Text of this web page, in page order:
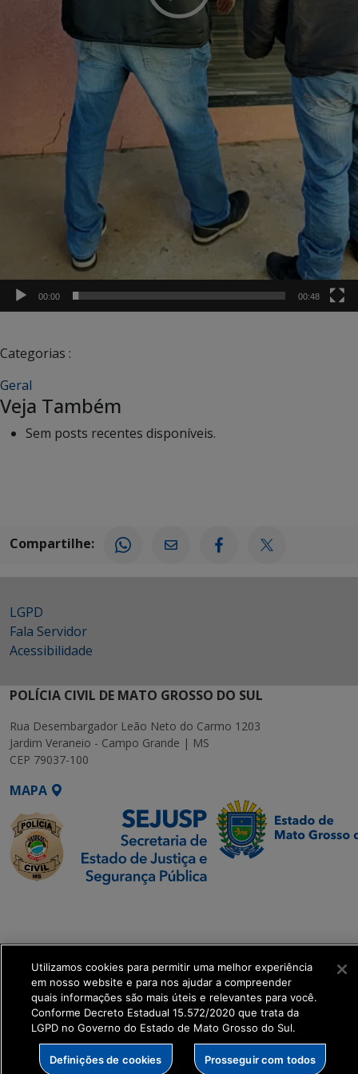
00:00 00:48
Categorias :
Geral
Veja Também
Sem posts recentes disponíveis.
Compartilhe:
LGPD
Fala Servidor
Acessibilidade
POLÍCIA CIVIL DE MATO GROSSO DO SUL
Rua Desembargador Leão Neto do Carmo 1203
Jardim Veraneio - Campo Grande | MS
CEP 79037-100
MAPA
Transformação Digital
get_footer();
Utilizamos cookies para permitir uma melhor experiência
em nosso website e para nos ajudar a compreender
quais informações são mais úteis e relevantes para você.
Conforme Decreto Estadual 15.572/2020 que trata da
LGPD no Governo do Estado de Mato Grosso do Sul.
Definições de cookies Prosseguir com todos